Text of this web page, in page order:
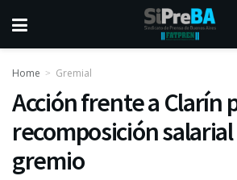
Home Gremial
Acción frente a Clarín
recomposición
gremio